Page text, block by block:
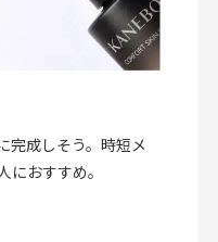
完成しそう。時短メ
おすすめ。